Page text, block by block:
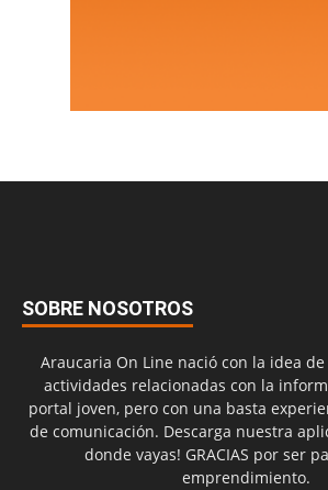
SOBRE NOSOTROS
Araucaria On Line nació con la idea
actividades relacionadas con la
portal joven, pero con una basta
de comunicación. Descarga nuestra
donde vayas! GRACIAS por ser
emprendimiento.